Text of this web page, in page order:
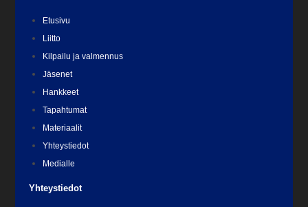
Etusivu
Liitto
Kilpailu ja valmennus
Jäsenet
Hankkeet
Tapahtumat
Materiaalit
Yhteystiedot
Medialle
Yhteystiedot